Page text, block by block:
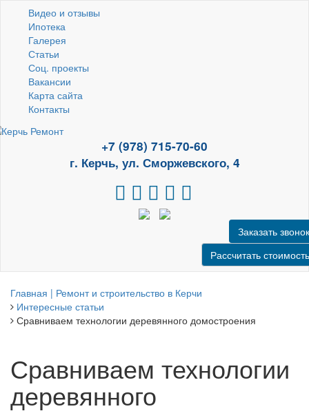
Видео и отзывы
Ипотека
Галерея
Статьи
Соц. проекты
Вакансии
Карта сайта
Контакты
+7 (978) 715-70-60
г. Керчь, ул. Сморжевского, 4
Заказать звонок
Рассчитать стоимость
Главная | Ремонт и строительство в Керчи
Интересные статьи
Сравниваем технологии деревянного домостроения
Сравниваем технологии
деревянного